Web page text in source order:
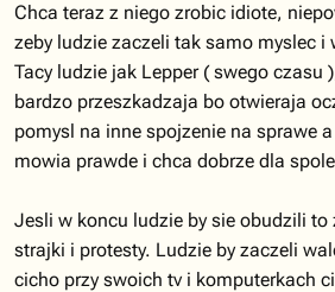
Chca teraz z niego zrobic idiote,
zeby ludzie zaczeli tak samo myslec i
Tacy ludzie jak Lepper ( swego czasu
bardzo przeszkadzaja bo otwieraja
pomysl na inne spojzenie na sprawe
mowia prawde i chca dobrze dla
Jesli w koncu ludzie by sie obudzili to
strajki i protesty. Ludzie by zaczeli
cicho przy swoich tv i komputerkach